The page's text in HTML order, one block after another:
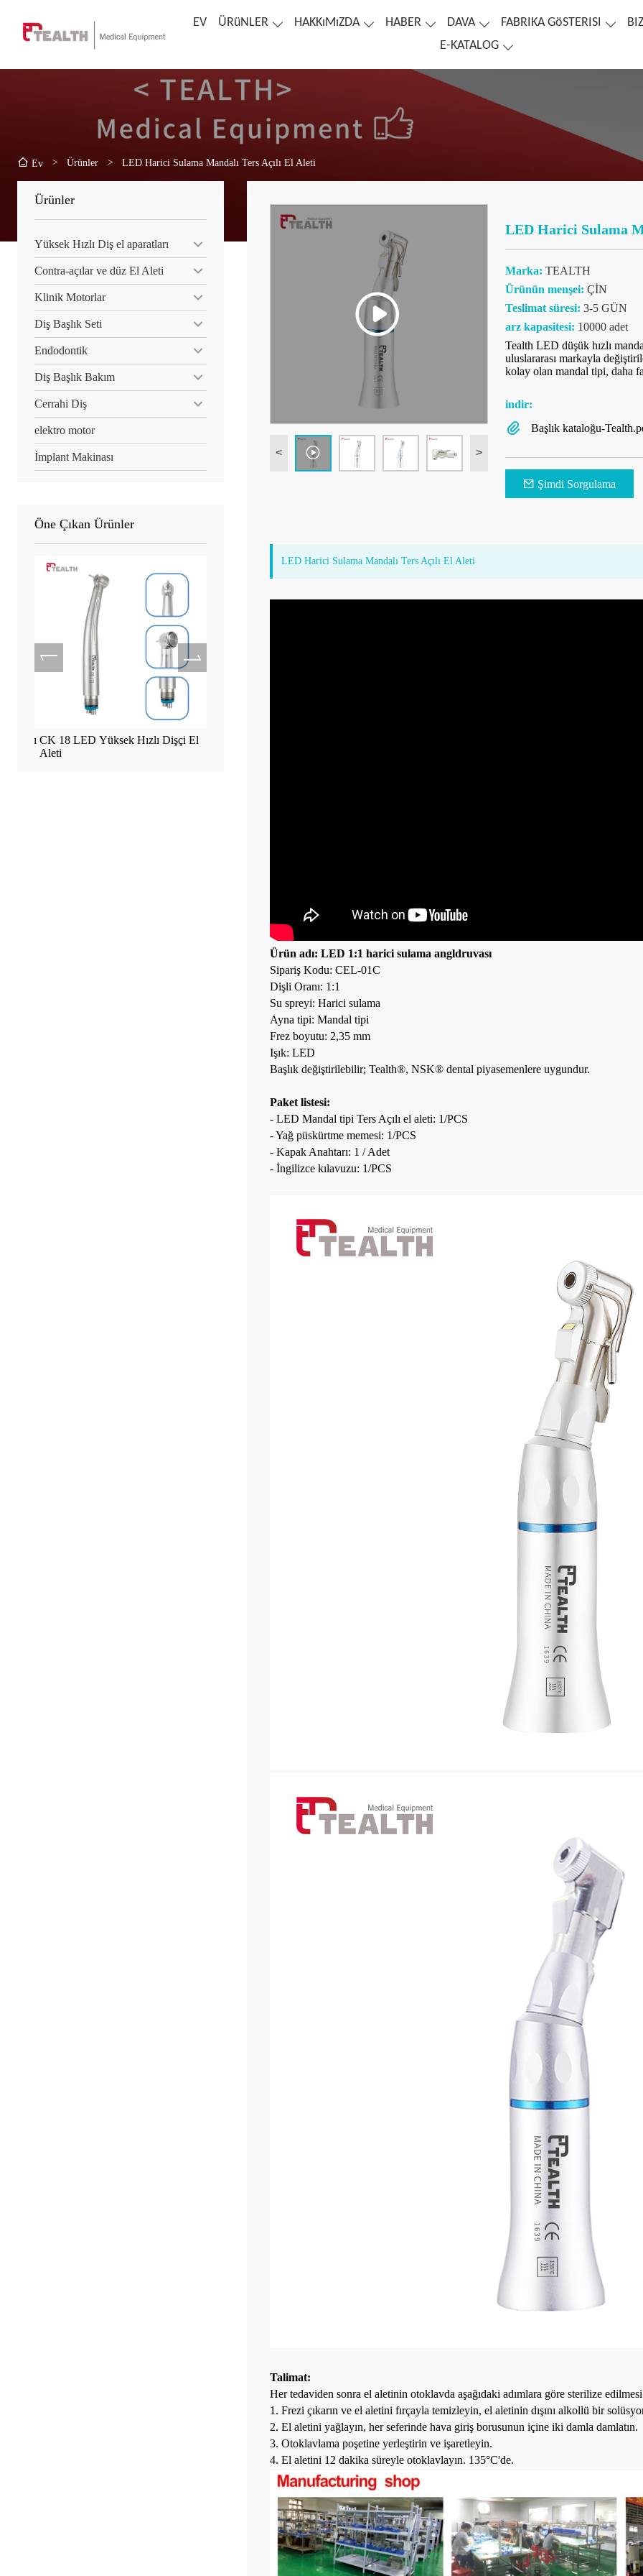
EV ÜRüNLER HAKKıMıZDA HABER DAVA FABRIKA GöSTERISI
E-KATALOG
Ev > Ürünler > LED Harici Sulama Mandalı Ters Açılı El Aleti
Ürünler
Yüksek Hızlı Diş el aparatları
Contra-açılar ve düz El Aleti
Klinik Motorlar
Diş Başlık Seti
Endodontik
Diş Başlık Bakım
Cerrahi Diş
elektro motor
İmplant Makinası
Öne Çıkan Ürünler
CK 18 LED Yüksek Hızlı Dişçi El
Aleti
< >
LED Harici Sulama
Marka: TEALTH
Ürünün menşei: ÇİN
Teslimat süresi: 3-5 GÜN
arz kapasitesi: 10000 adet
Tealth LED düşük hızlı
uluslararası markayla
kolay olan mandal tipi, daha
indir:
Başlık kataloğu-
Şimdi Sorgulama
LED Harici Sulama Mandalı Ters Açılı El Aleti
Ürün adı: LED 1:1 harici sulama angldruvası
Sipariş Kodu: CEL-01C
Dişli Oranı: 1:1
Su spreyi: Harici sulama
Ayna tipi: Mandal tipi
Frez boyutu: 2,35 mm
Işık: LED
Başlık değiştirilebilir; Tealth®, NSK® dental piyasemenlere uygundur.
Paket listesi:
- LED Mandal tipi Ters Açılı el aleti: 1/PCS
- Yağ püskürtme memesi: 1/PCS
- Kapak Anahtarı: 1 / Adet
- İngilizce kılavuzu: 1/PCS
Talimat:
Her tedaviden sonra el aletinin otoklavda aşağıdaki adımlara göre sterilize
1. Frezi çıkarın ve el aletini fırçayla temizleyin, el aletinin dışını alkollü bir
2. El aletini yağlayın, her seferinde hava giriş borusunun içine iki damla damlatın.
3. Otoklavlama poşetine yerleştirin ve işaretleyin.
4. El aletini 12 dakika süreyle otoklavlayın. 135°C'de.